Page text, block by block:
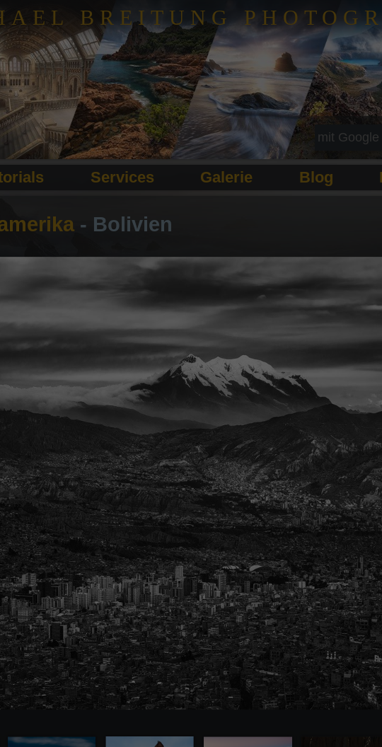
BREITUNG
Services Galerie Blog
- Bolivien